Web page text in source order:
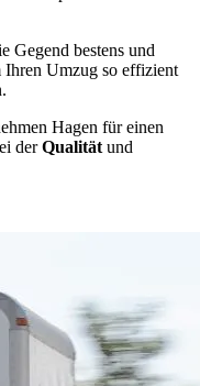
Gegend bestens und
Ihren Umzug so effizient
Hagen für einen
derQualität und